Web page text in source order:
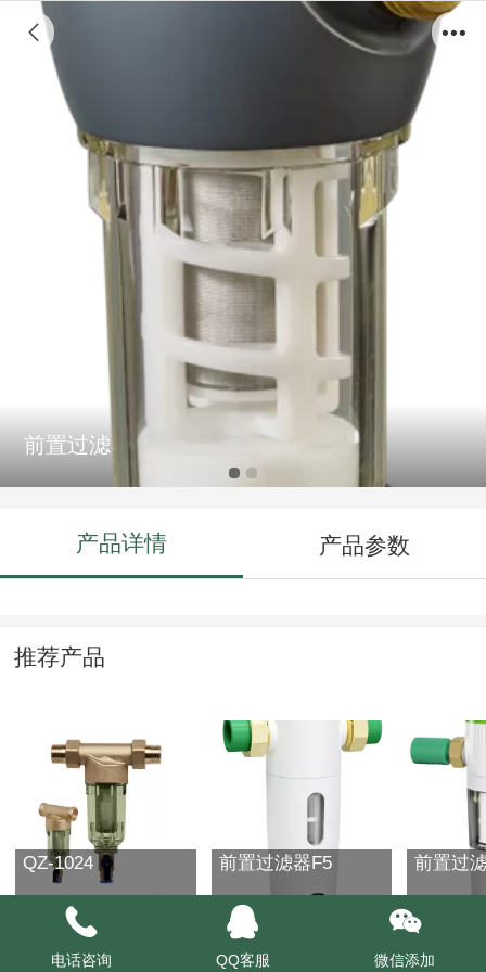
前置过滤器K13
产品详情 产品参数
推荐产品
QZ-1024 前置过滤器F5 前置过
电话咨询 QQ客服 微信添加